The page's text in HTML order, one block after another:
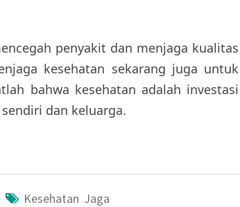
penyakit dan menjaga kualitas
kesehatan sekarang juga untuk
bahwa kesehatan adalah investasi
dan keluarga.
Kesehatan Jaga